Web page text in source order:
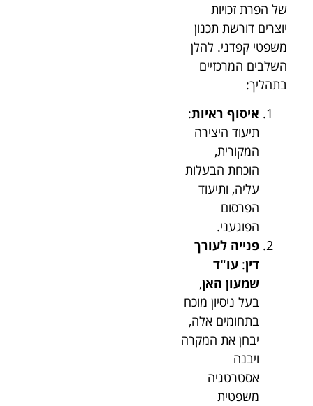
של הפרת זכויות
יוצרים דורשת תכנון
משפטי קפדני. להלן
השלבים המרכזיים
בתהליך:
איסוף ראיות:
תיעוד היצירה
המקורית,
הוכחת הבעלות
עליה, ותיעוד
הפרסום
הפוגעני.
פנייה לעורך
דין:עו"ד
שמעון האן,
בעל ניסיון מוכח
בתחומים אלה,
יבחן את המקרה
ויבנה
אסטרטגיה
משפטית